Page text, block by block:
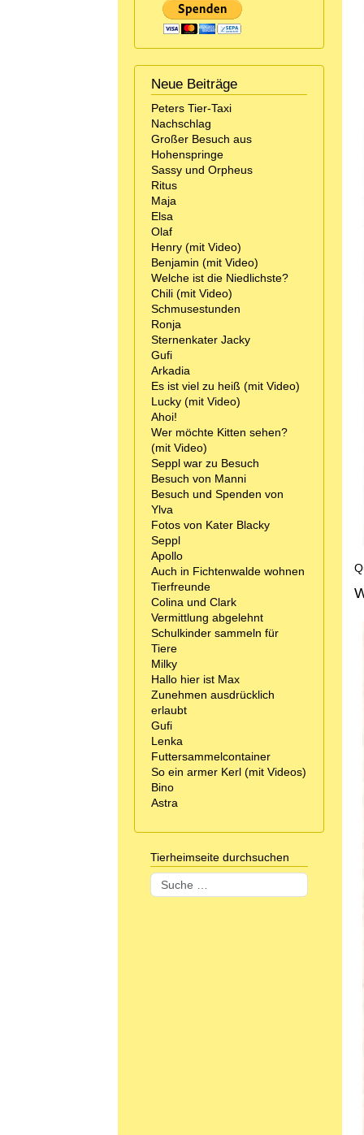
Neue Beiträge
Peters Tier-Taxi
Nachschlag
Großer Besuch aus
Hohenspringe
Sassy und Orpheus
Ritus
Maja
Elsa
Olaf
Henry (mit Video)
Benjamin (mit Video)
Welche ist die Niedlichste?
Chili (mit Video)
Schmusestunden
Ronja
Sternenkater Jacky
Gufi
Arkadia
Es ist viel zu heiß (mit Video)
Lucky (mit Video)
Ahoi!
Wer möchte Kitten sehen?
(mit Video)
Seppl war zu Besuch
Besuch von Manni
Besuch und Spenden von
Ylva
Fotos von Kater Blacky
Seppl
Apollo
Auch in Fichtenwalde wohnen
Tierfreunde
Colina und Clark
Vermittlung abgelehnt
Schulkinder sammeln für
Tiere
Milky
Hallo hier ist Max
Zunehmen ausdrücklich
erlaubt
Gufi
Lenka
Futtersammelcontainer
So ein armer Kerl (mit Videos)
Bino
Astra
Tierheimseite durchsuchen
Suchen